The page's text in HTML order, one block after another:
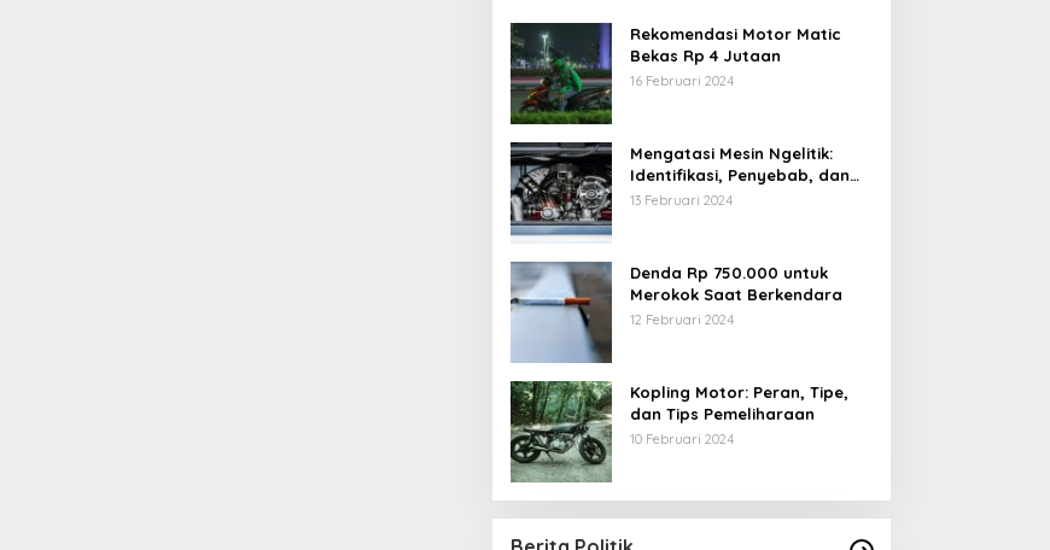
Rekomendasi Motor Matic
Bekas Rp 4 Jutaan
16 Februari 2024
Mengatasi Mesin Ngelitik:
Identifikasi, Penyebab, dan
Solusi
13 Februari 2024
Denda Rp 750.000 untuk
Merokok Saat Berkendara
12 Februari 2024
Kopling Motor: Peran, Tipe,
dan Tips Pemeliharaan
10 Februari 2024